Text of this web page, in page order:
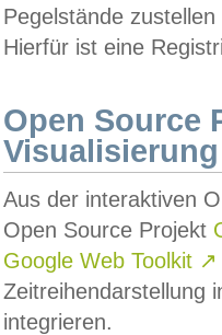
Pegelstände
Hierfür ist eine
Open Source
Visualisierung
Aus der interaktiven
Open Source Projekt
Google Web Toolkit ↗
Zeitreihendarstellung
integrieren.